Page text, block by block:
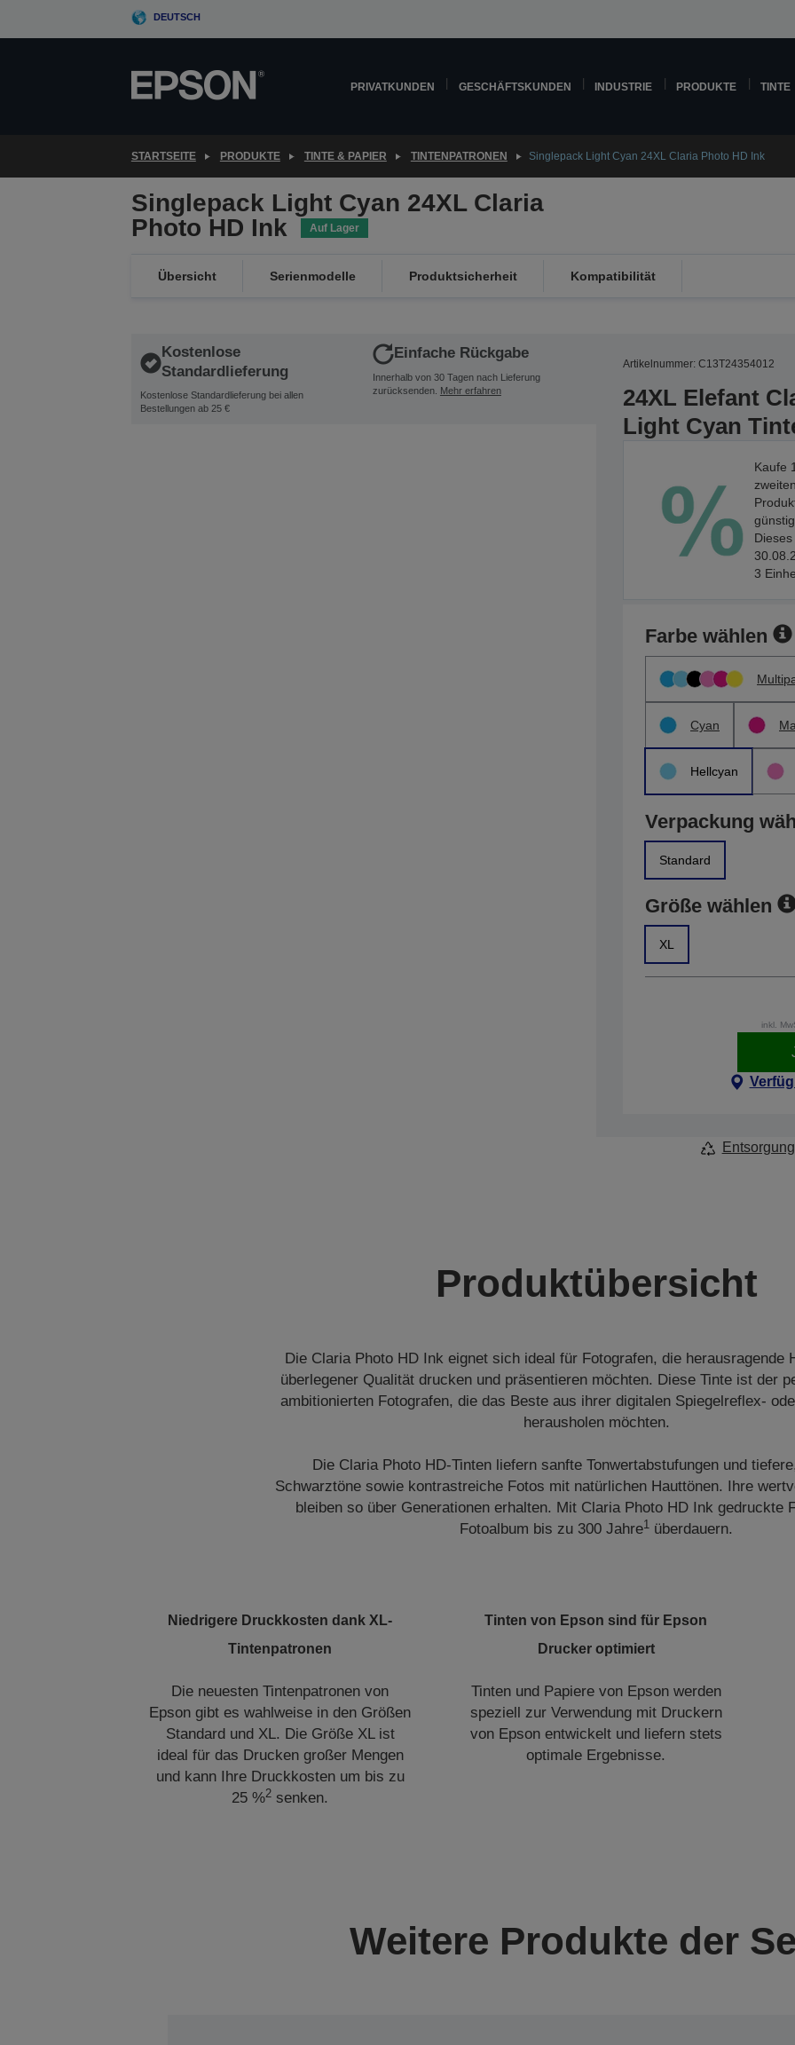
DEUTSCH
PRIVATKUNDEN GESCHÄFTSKUNDEN INDUSTRIE PRODUKTE TINTE
STARTSEITE PRODUKTE TINTE & PAPIER TINTENPATRONEN Singlepack Light Cyan 24XL Claria Photo HD Ink
Singlepack Light Cyan 24XL Claria
Photo HD Ink
Auf Lager
Übersicht Serienmodelle Produktsicherheit Kompatibilität
Kostenlose
Standardlieferung
Kostenlose Standardlieferung bei allen
Bestellungen ab 25 €
Einfache Rückgabe
Innerhalb von 30 Tagen nach Lieferung
zurücksenden. Mehr erfahren
Artikelnummer: C13T24354012
24XL Elefant
Light Cyan
Kaufe
3
Farbe wählen
Cyan
Hellcyan
Verpackung
Standard
Größe wählen
XL
inkl.
Produktübersicht
Die Claria Photo HD Ink eignet sich ideal für Fotografen, die herausragende
überlegener Qualität drucken und präsentieren möchten. Diese Tinte ist der
ambitionierten Fotografen, die das Beste aus ihrer digitalen Spiegelreflex-
herausholen möchten.
Die Claria Photo HD-Tinten liefern sanfte Tonwertabstufungen und
Schwarztöne sowie kontrastreiche Fotos mit natürlichen Hauttönen. Ihre
bleiben so über Generationen erhalten. Mit Claria Photo HD Ink gedruckte
Fotoalbum bis zu 300 Jahre1 überdauern.
Niedrigere Druckkosten dank XL-
Tintenpatronen
Die neuesten Tintenpatronen von
Epson gibt es wahlweise in den Größen
Standard und XL. Die Größe XL ist
ideal für das Drucken großer Mengen
und kann Ihre Druckkosten um bis zu
25 %2 senken.
Tinten von Epson sind für Epson
Drucker optimiert
Tinten und Papiere von Epson werden
speziell zur Verwendung mit Druckern
von Epson entwickelt und liefern stets
optimale Ergebnisse.
Weitere Produkte der